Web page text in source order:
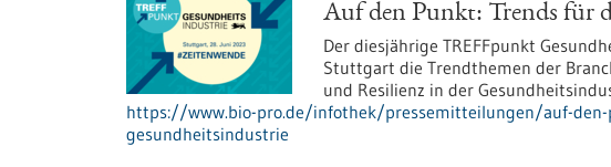
Auf den Punkt: Trends für
Der diesjährige TREFFpunkt
Stuttgart die Trendthemen der
und Resilienz in der
https://www.bio-pro.de/infothek/pressemitteilungen/auf-
gesundheitsindustrie